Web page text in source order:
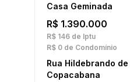
Casa Geminada
R$ 1.390.000
R$ 146 de Iptu
R$ 0 de Condomínio
Rua Hildebrando
Copacabana